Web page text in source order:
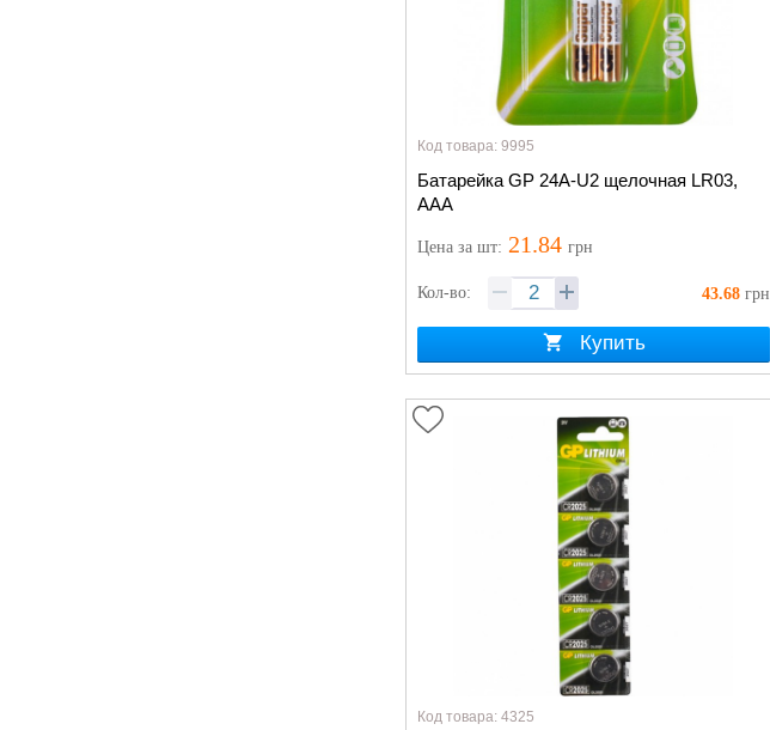
Код товара: 9995
Батарейка GP 24A-U2 щелочная LR03,
AAA
Цена за шт: 21.84 грн
Кол-во: 43.68 грн
Купить
Код товара: 4325